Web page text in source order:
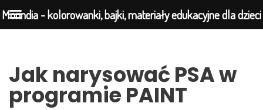
do
treści
Jak narysować PSA w
programie PAINT
Morindia - kolorowanki, bajki, materiały edukacyjne dla dzieci